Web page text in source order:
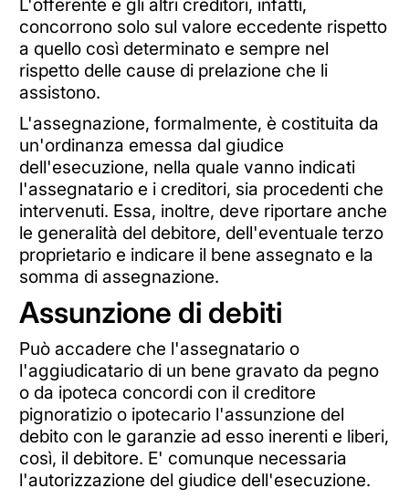
L'offerente e gli altri creditori, infatti,
concorrono solo sul valore eccedente rispetto
a quello così determinato e sempre nel
rispetto delle cause di prelazione che li
assistono.
L'assegnazione, formalmente, è costituita da
un'ordinanza emessa dal giudice
dell'esecuzione, nella quale vanno indicati
l'assegnatario e i creditori, sia procedenti che
intervenuti. Essa, inoltre, deve riportare anche
le generalità del debitore, dell'eventuale terzo
proprietario e indicare il bene assegnato e la
somma di assegnazione.
Assunzione di debiti
Può accadere che l'assegnatario o
l'aggiudicatario di un bene gravato da pegno
o da ipoteca concordi con il creditore
pignoratizio o ipotecario l'assunzione del
debito con le garanzie ad esso inerenti e liberi,
così, il debitore. E' comunque necessaria
l'autorizzazione del giudice dell'esecuzione.